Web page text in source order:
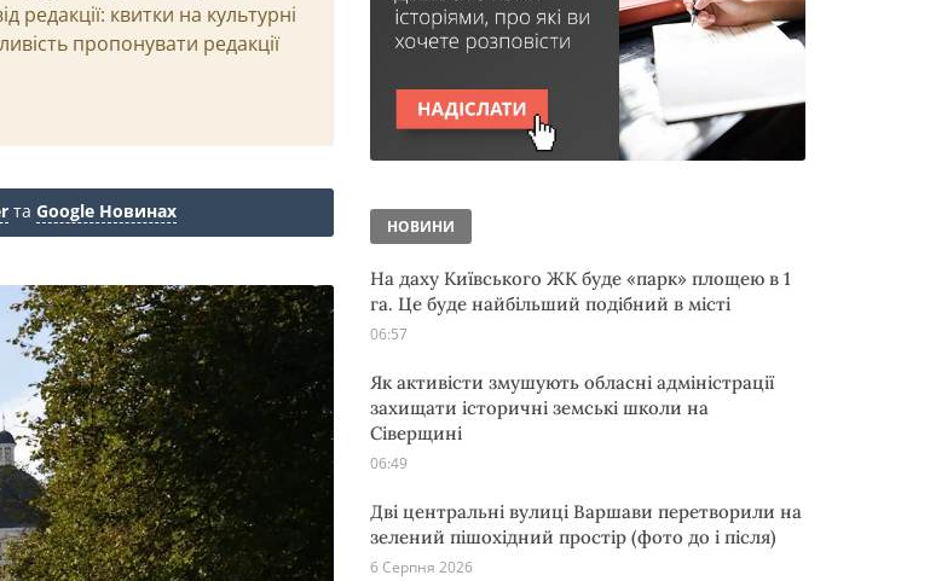
квитки на культурні
пропонувати редакції
та Google Новинах
НОВИНИ
На даху Київського ЖК буде «парк» площею в 1
га. Це буде найбільший подібний в місті
06:57
Як активісти змушують обласні адміністрації
захищати історичні земські школи на
Сіверщині
06:49
Дві центральні вулиці Варшави перетворили на
зелений пішохідний простір (фото до і після)
6 Серпня 2026